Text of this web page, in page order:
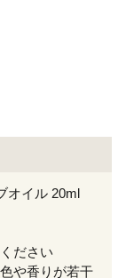
オイル 20ml
ださい
や香りが若干